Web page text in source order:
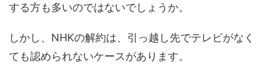
する方も多いのではないでしょうか。
しかし、NHKの解約は、引っ越し先でテレビがなく
ても認められないケースがあります。